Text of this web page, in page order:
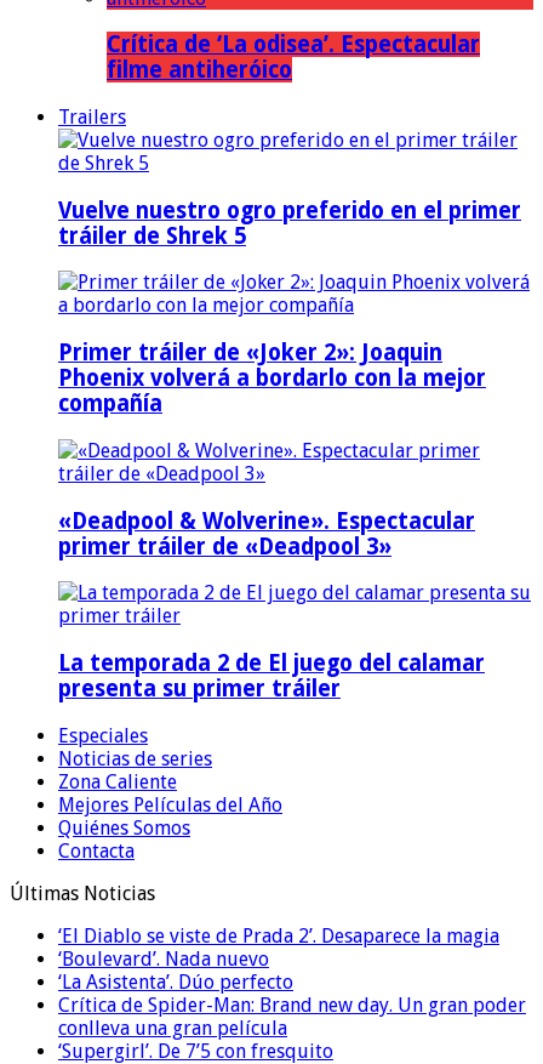
Crítica de ‘La odisea’. Espectacular
filme antiheróico
Trailers
Vuelve nuestro ogro preferido en el primer
tráiler de Shrek 5
Primer tráiler de «Joker 2»: Joaquin
Phoenix volverá a bordarlo con la mejor
compañía
«Deadpool & Wolverine». Espectacular
primer tráiler de «Deadpool 3»
La temporada 2 de El juego del calamar
presenta su primer tráiler
Especiales
Noticias de series
Zona Caliente
Mejores Películas del Año
Quiénes Somos
Contacta
Últimas Noticias
‘El Diablo se viste de Prada 2’. Desaparece la magia
‘Boulevard’. Nada nuevo
‘La Asistenta’. Dúo perfecto
Crítica de Spider-Man: Brand new day. Un gran poder
conlleva una gran película
‘Supergirl’. De 7’5 con fresquito